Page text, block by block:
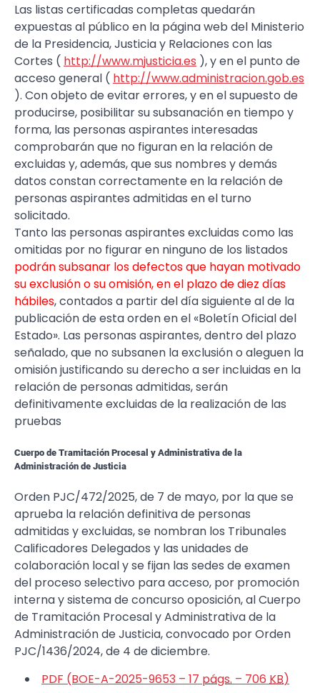
Las listas certificadas completas quedarán
expuestas al público en la página web del Ministerio
de la Presidencia, Justicia y Relaciones con las
Cortes ( http://www.mjusticia.es ), y en el punto de
acceso general ( http://www.administracion.gob.es
). Con objeto de evitar errores, y en el supuesto de
producirse, posibilitar su subsanación en tiempo y
forma, las personas aspirantes interesadas
comprobarán que no figuran en la relación de
excluidas y, además, que sus nombres y demás
datos constan correctamente en la relación de
personas aspirantes admitidas en el turno
solicitado.
Tanto las personas aspirantes excluidas como las
omitidas por no figurar en ninguno de los listados
podrán subsanar los defectos que hayan motivado
su exclusión o su omisión, en el plazo de diez días
hábiles, contados a partir del día siguiente al de la
publicación de esta orden en el «Boletín Oficial del
Estado». Las personas aspirantes, dentro del plazo
señalado, que no subsanen la exclusión o aleguen la
omisión justificando su derecho a ser incluidas en la
relación de personas admitidas, serán
definitivamente excluidas de la realización de las
pruebas
Cuerpo de Tramitación Procesal y Administrativa de la
Administración de Justicia
Orden PJC/472/2025, de 7 de mayo, por la que se
aprueba la relación definitiva de personas
admitidas y excluidas, se nombran los Tribunales
Calificadores Delegados y las unidades de
colaboración local y se fijan las sedes de examen
del proceso selectivo para acceso, por promoción
interna y sistema de concurso oposición, al Cuerpo
de Tramitación Procesal y Administrativa de la
Administración de Justicia, convocado por Orden
PJC/1436/2024, de 4 de diciembre.
PDF (BOE-A-2025-9653 – 17 págs. – 706 KB)